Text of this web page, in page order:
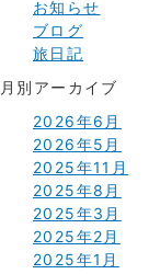
お知らせ
ブログ
旅日記
月別アーカイブ
2026年6月
2026年5月
2025年11月
2025年8月
2025年3月
2025年2月
2025年1月